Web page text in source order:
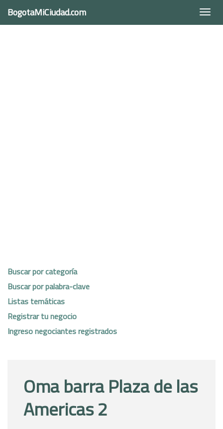
BogotaMiCiudad.com
Buscar por categoría
Buscar por palabra-clave
Listas temáticas
Registrar tu negocio
Ingreso negociantes registrados
Oma barra Plaza de las
Americas 2